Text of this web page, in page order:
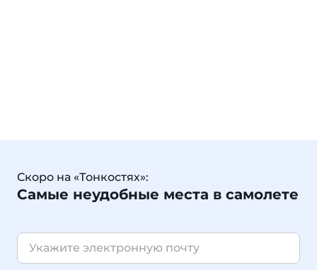
Скоро на «Тонкостях»:
Самые неудобные места в самолете